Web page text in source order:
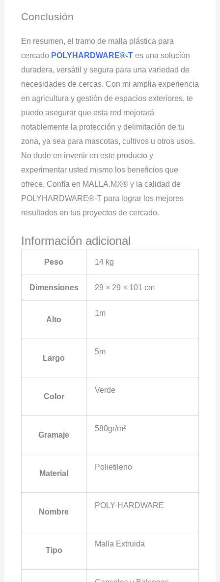
Conclusión
En resumen, el tramo de malla plástica para
cercado POLYHARDWARE®-Tes una solución
duradera, versátil y segura para una variedad de
necesidades de cercas. Con mi amplia experiencia
en agricultura y gestión de espacios exteriores, te
puedo asegurar que esta red mejorará
notablemente la protección y delimitación de tu
zona, ya sea para mascotas, cultivos u otros usos.
No dude en invertir en este producto y
experimentar usted mismo los beneficios que
ofrece. Confía en MALLA.MX® y la calidad de
POLYHARDWARE®-T para lograr los mejores
resultados en tus proyectos de cercado.
Información adicional
Peso 14 kg
Dimensiones 29 × 29 × 101 cm
Alto
1m
Largo
5m
Color
Verde
Gramaje
580gr/m²
Material
Polietileno
Nombre
POLY-HARDWARE
Tipo
Malla Extruida